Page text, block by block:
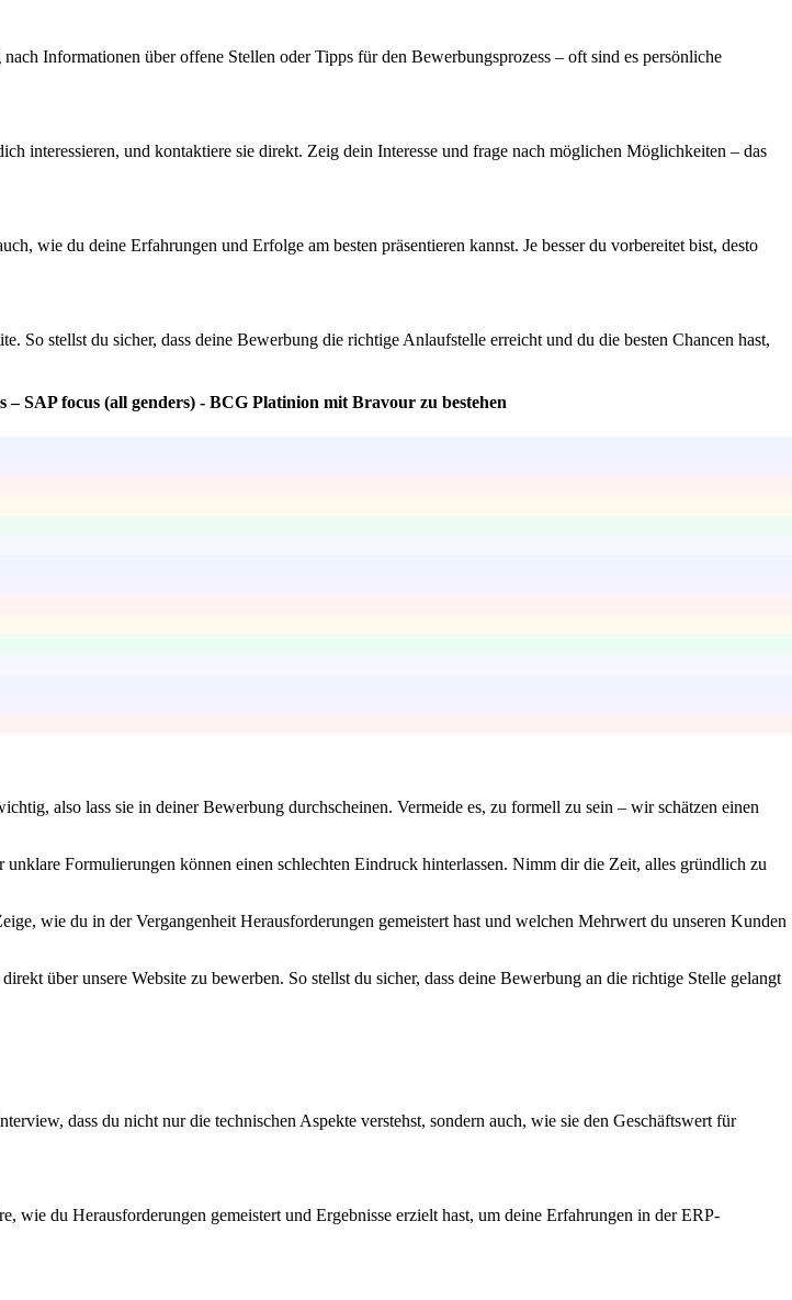
Informationen über offene Stellen oder Tipps für den Bewerbungsprozess – oft sind es persönliche
interessieren, und kontaktiere sie direkt. Zeig dein Interesse und frage nach möglichen Möglichkeiten – das
wie du deine Erfahrungen und Erfolge am besten präsentieren kannst. Je besser du vorbereitet bist, desto
So stellst du sicher, dass deine Bewerbung die richtige Anlaufstelle erreicht und du die besten Chancen hast,
SAP focus (all genders) - BCG Platinion mit Bravour zu bestehen
also lass sie in deiner Bewerbung durchscheinen. Vermeide es, zu formell zu sein – wir schätzen einen
Formulierungen können einen schlechten Eindruck hinterlassen. Nimm dir die Zeit, alles gründlich zu
wie du in der Vergangenheit Herausforderungen gemeistert hast und welchen Mehrwert du unseren Kunden
über unsere Website zu bewerben. So stellst du sicher, dass deine Bewerbung an die richtige Stelle gelangt
dass du nicht nur die technischen Aspekte verstehst, sondern auch, wie sie den Geschäftswert für
wie du Herausforderungen gemeistert und Ergebnisse erzielt hast, um deine Erfahrungen in der ERP-